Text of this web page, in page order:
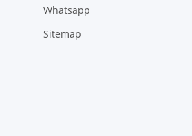
Whatsapp
Sitemap